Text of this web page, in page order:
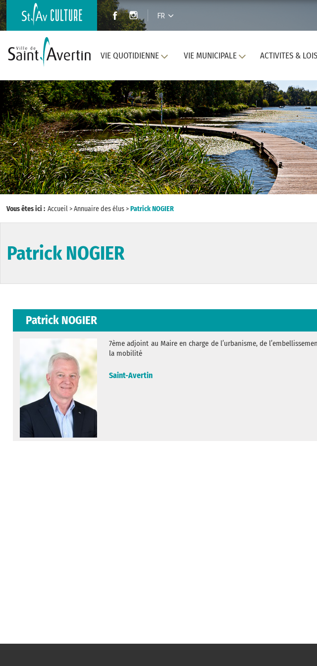
FR
VIE QUOTIDIENNE VIE MUNICIPALE ACTIVITES &
Vous êtes ici : Accueil>Annuaire des élus>Patrick NOGIER
Patrick NOGIER
Patrick NOGIER
7ème adjoint au Maire en charge de l’urbanisme, de
la mobilité
Saint-Avertin